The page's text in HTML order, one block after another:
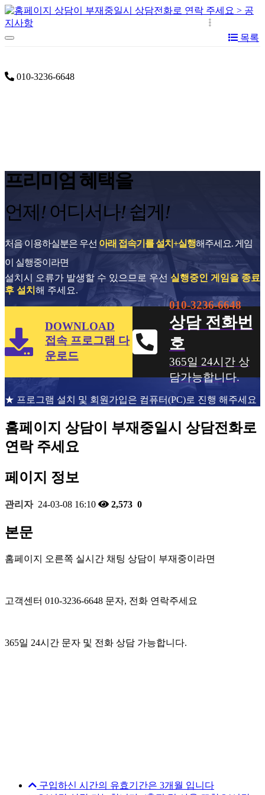
010-3236-6648
프리미엄 혜택을
언제 ! 어디서나! 쉽게 !
처음 이용하실분은 우선 아래 접속기를 설치+실행해주세요. 게임
이 실행중이라면
설치시 오류가 발생할 수 있으므로 우선 실행중인 게임을 종료
후 설치 해 주세요.
DOWNLOAD
접속 프로그램 다
운로드
010-3236-6648
상담 전화번
호
365일 24시간 상
담가능합니다.
★ 프로그램 설치 및 회원가입은 컴퓨터(PC)로 진행 해주세요
목록
홈페이지 상담이 부재중일시 상담전화로
연락 주세요
페이지 정보
관리자 24-03-08 16:10 2,573 0
본문
홈페이지 오른쪽 실시간 채팅 상담이 부재중이라면
고객센터 010-3236-6648 문자, 전화 연락주세요
365일 24시간 문자 및 전화 상담 가능합니다.
구입하신 시간의 유효기간은 3개월 입니다